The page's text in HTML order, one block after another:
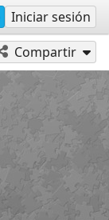
Iniciar sesión
Compartir